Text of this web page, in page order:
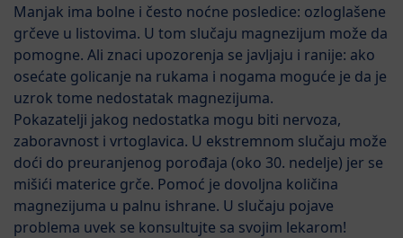
Manjak ima bolne i često noćne posledice: ozloglašene
grčeve u listovima. U tom slučaju magnezijum može da
pomogne. Ali znaci upozorenja se javljaju i ranije: ako
osećate golicanje na rukama i nogama moguće je da je
uzrok tome nedostatak magnezijuma.
Pokazatelji jakog nedostatka mogu biti nervoza,
zaboravnost i vrtoglavica. U ekstremnom slučaju može
doći do preuranjenog porođaja (oko 30. nedelje) jer se
mišići materice grče. Pomoć je dovoljna količina
magnezijuma u palnu ishrane. U slučaju pojave
problema uvek se konsultujte sa svojim lekarom!